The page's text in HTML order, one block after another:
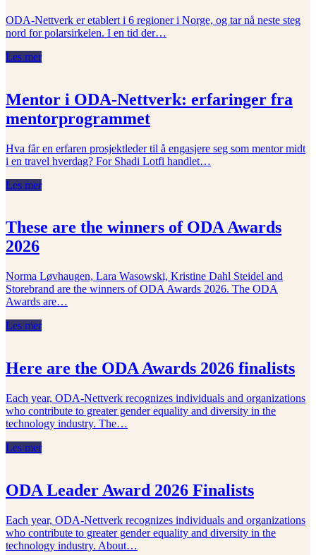
ODA-Nettverk er etablert i 6 regioner i Norge, og tar nå neste steg
nord for polarsirkelen. I en tid der…
Les mer
Mentor i ODA-Nettverk: erfaringer fra
mentorprogrammet
Hva får en erfaren prosjektleder til å engasjere seg som mentor midt
i en travel hverdag? For Shadi Lotfi handlet…
Les mer
These are the winners of ODA Awards
2026
Norma Løvhaugen, Lara Wasowski, Kristine Dahl Steidel and
Storebrand are the winners of ODA Awards 2026. The ODA
Awards are…
Les mer
Here are the ODA Awards 2026 finalists
Each year, ODA‑Nettverk recognizes individuals and organizations
who contribute to greater gender equality and diversity in the
technology industry. The…
Les mer
ODA Leader Award 2026 Finalists
Each year, ODA‑Nettverk recognizes individuals and organizations
who contribute to greater gender equality and diversity in the
technology industry. About…